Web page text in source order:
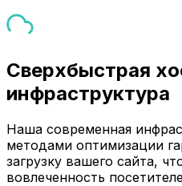
Сверхбыстрая
инфраструктура
Наша современная
методами оптимизации
загрузку вашего сайта,
вовлеченность